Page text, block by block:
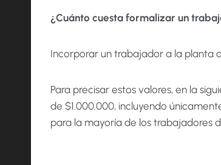
¿Cuánto cuesta formalizar un
Incorporar un trabajador a la planta
Para precisar estos valores, en la
de $1.000.000, incluyendo
para la mayoría de los trabajadores